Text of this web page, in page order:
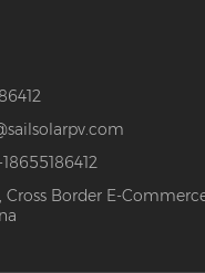
Border E-